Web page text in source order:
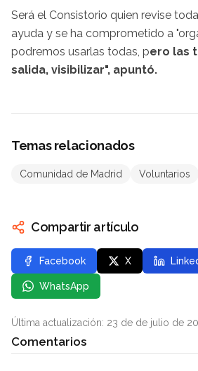
Será el Consistorio quien revise
ayuda y se ha comprometido a
podremos usarlas todas, pero las
salida, visibilizar", apuntó.
Temas relacionados
Comunidad de Madrid Voluntarios
Compartir artículo
Facebook X
WhatsApp
Última actualización: 23 de de julio de
Comentarios